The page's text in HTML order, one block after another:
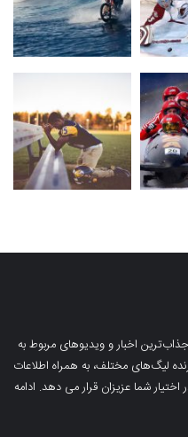
اخبار و ویدیوهای مربوط به
لیگ‌های مختلف، به همراه اطلاعات
اختیار شما عزیزان قرار می دهد. ادامه